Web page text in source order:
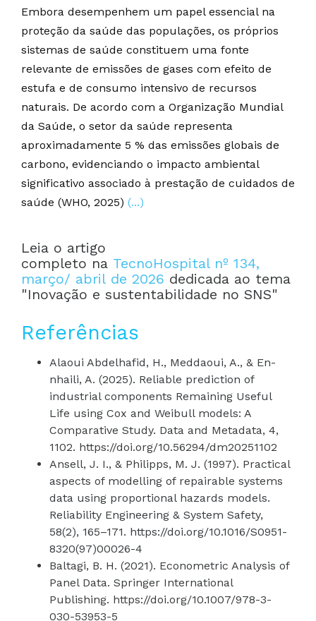
Embora desempenhem um papel essencial na
proteção da saúde das populações, os próprios
sistemas de saúde constituem uma fonte
relevante de emissões de gases com efeito de
estufa e de consumo intensivo de recursos
naturais. De acordo com a Organização Mundial
da Saúde, o setor da saúde representa
aproximadamente 5 % das emissões globais de
carbono, evidenciando o impacto ambiental
significativo associado à prestação de cuidados de
saúde (WHO, 2025) (...)
Leia o artigo
completo na TecnoHospital nº 134,
março/ abril de 2026 dedicada ao tema
"Inovação e sustentabilidade no SNS"
Referências
Alaoui Abdelhafid, H., Meddaoui, A., & En-
nhaili, A. (2025). Reliable prediction of
industrial components Remaining Useful
Life using Cox and Weibull models: A
Comparative Study. Data and Metadata, 4,
1102. https://doi.org/10.56294/dm20251102
Ansell, J. I., & Philipps, M. J. (1997). Practical
aspects of modelling of repairable systems
data using proportional hazards models.
Reliability Engineering & System Safety,
58(2), 165–171. https://doi.org/10.1016/S0951-
8320(97)00026-4
Baltagi, B. H. (2021). Econometric Analysis of
Panel Data. Springer International
Publishing. https://doi.org/10.1007/978-3-
030-53953-5